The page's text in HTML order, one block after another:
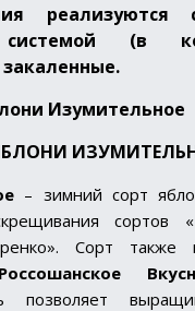
реализуются
(в
Изумительное
– зимний сорт
сортов
Сорт также
Россошанское
позволяет